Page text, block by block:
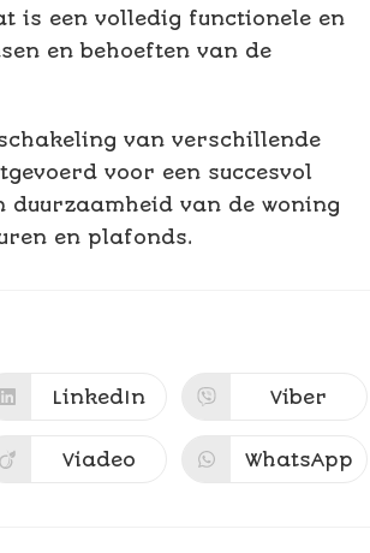
is een volledig functionele en
en behoeften van de
van verschillende
voor een succesvol
van de woning
en plafonds.
LinkedIn Viber
Viadeo WhatsApp